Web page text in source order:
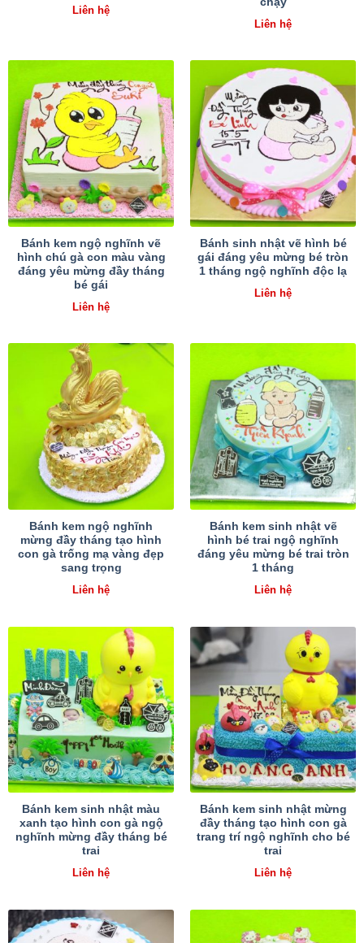
Liên hệ
Liên hệ
Bánh kem ngộ nghĩnh vẽ
hình chú gà con màu vàng
đáng yêu mừng đầy tháng
bé gái
Liên hệ
Bánh sinh nhật vẽ hình bé
gái đáng yêu mừng bé tròn
1 tháng ngộ nghĩnh độc lạ
Liên hệ
Bánh kem ngộ nghĩnh
mừng đầy tháng tạo hình
con gà trống mạ vàng đẹp
sang trọng
Liên hệ
Bánh kem sinh nhật vẽ
hình bé trai ngộ nghĩnh
đáng yêu mừng bé trai tròn
1 tháng
Liên hệ
Bánh kem sinh nhật màu
xanh tạo hình con gà ngộ
nghĩnh mừng đầy tháng bé
trai
Liên hệ
Bánh kem sinh nhật mừng
đầy tháng tạo hình con gà
trang trí ngộ nghĩnh cho bé
trai
Liên hệ